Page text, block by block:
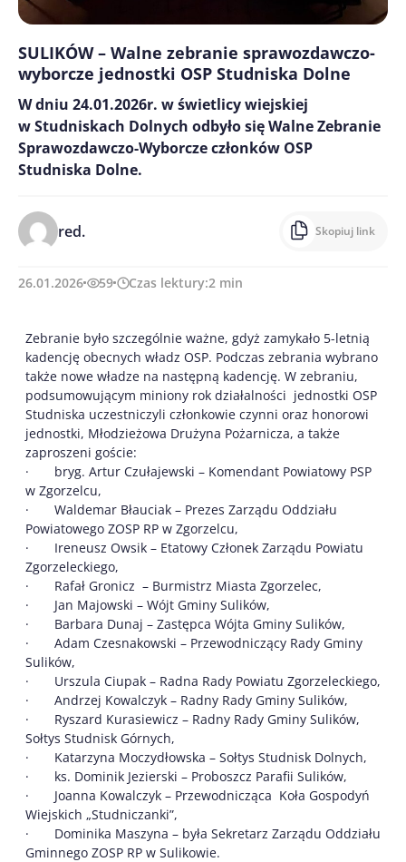
SULIKÓW – Walne zebranie sprawozdawczo-
wyborcze jednostki OSP Studniska Dolne
W dniu 24.01.2026r. w świetlicy wiejskiej
w Studniskach Dolnych odbyło się Walne Zebranie
Sprawozdawczo-Wyborcze członków OSP
Studniska Dolne.
red. Skopiuj link
26.01.2026 59 Czas lektury:2 min
Zebranie było szczególnie ważne, gdyż zamykało 5-letnią
kadencję obecnych władz OSP. Podczas zebrania wybrano
także nowe władze na następną kadencję. W zebraniu,
podsumowującym miniony rok działalności jednostki OSP
Studniska uczestniczyli członkowie czynni oraz honorowi
jednostki, Młodzieżowa Drużyna Pożarnicza, a także
zaproszeni goście:
· bryg. Artur Czułajewski – Komendant Powiatowy PSP
w Zgorzelcu,
· Waldemar Błauciak – Prezes Zarządu Oddziału
Powiatowego ZOSP RP w Zgorzelcu,
· Ireneusz Owsik – Etatowy Członek Zarządu Powiatu
Zgorzeleckiego,
· Rafał Gronicz – Burmistrz Miasta Zgorzelec,
· Jan Majowski – Wójt Gminy Sulików,
· Barbara Dunaj – Zastępca Wójta Gminy Sulików,
· Adam Czesnakowski – Przewodniczący Rady Gminy
Sulików,
· Urszula Ciupak – Radna Rady Powiatu Zgorzeleckiego,
· Andrzej Kowalczyk – Radny Rady Gminy Sulików,
· Ryszard Kurasiewicz – Radny Rady Gminy Sulików,
Sołtys Studnisk Górnych,
· Katarzyna Moczydłowska – Sołtys Studnisk Dolnych,
· ks. Dominik Jezierski – Proboszcz Parafii Sulików,
· Joanna Kowalczyk – Przewodnicząca Koła Gospodyń
Wiejskich „Studniczanki”,
· Dominika Maszyna – była Sekretarz Zarządu Oddziału
Gminnego ZOSP RP w Sulikowie.